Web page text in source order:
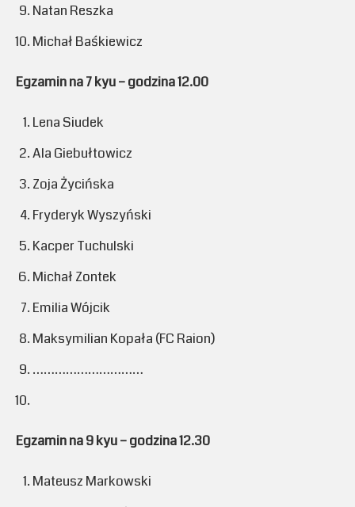
Natan Reszka
Michał Baśkiewicz
Egzamin na 7 kyu – godzina 12.00
Lena Siudek
Ala Giebułtowicz
Zoja Życińska
Fryderyk Wyszyński
Kacper Tuchulski
Michał Zontek
Emilia Wójcik
Maksymilian Kopała (FC Raion)
…………………………
Egzamin na 9 kyu – godzina 12.30
Mateusz Markowski